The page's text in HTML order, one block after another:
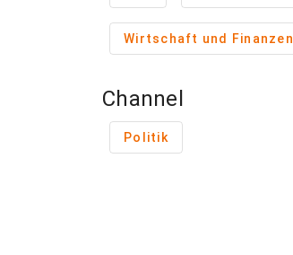
Wirtschaft und Finanzen
Channel
Politik